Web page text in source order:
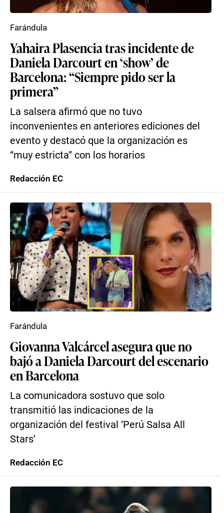
Yahaira Plasencia tras incidente de
Daniela Darcourt en ‘show’ de
Barcelona: “Siempre pido ser la
primera”
La salsera afirmó que no tuvo
inconvenientes en anteriores ediciones del
evento y destacó que la organización es
“muy estricta” con los horarios
Farándula
Redacción EC
Giovanna Valcárcel asegura que no
bajó a Daniela Darcourt del escenario
en Barcelona
La comunicadora sostuvo que solo
transmitió las indicaciones de la
organización del festival ‘Perú Salsa All
Stars’
Farándula
Redacción EC